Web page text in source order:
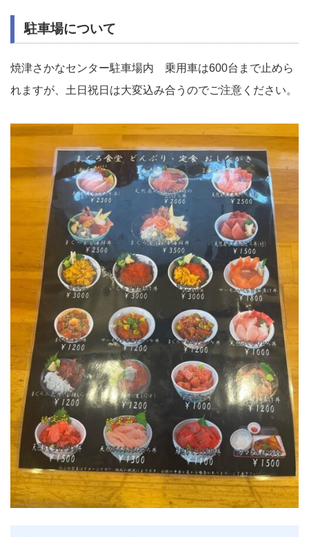
駐車場について
焼津さかなセンター駐車場内 乗用車は600台まで止めら
れますが、土日祝日は大変込み合うのでご注意ください。